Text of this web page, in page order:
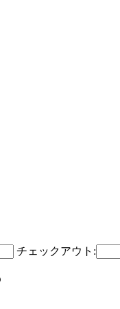
チェックアウト: